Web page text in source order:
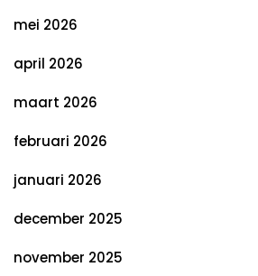
mei 2026
april 2026
maart 2026
februari 2026
januari 2026
december 2025
november 2025